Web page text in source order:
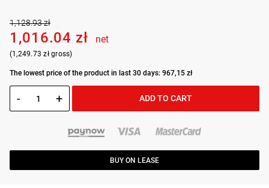
1,128.93 zł
1,016.04 zł net
(1,249.73 zł gross)
The lowest price of the product in last 30 days: 967,15 zł
- + ADD TO CART
BUY ON LEASE